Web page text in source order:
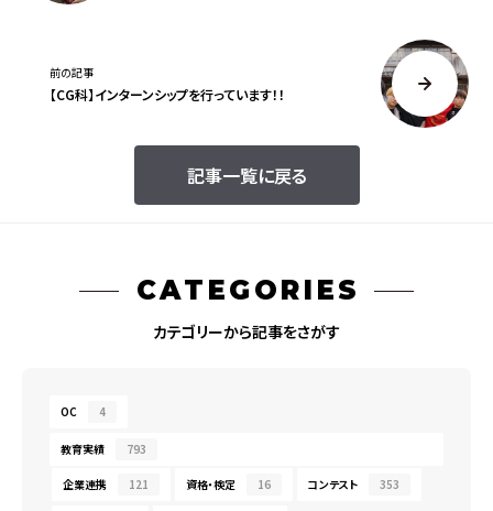
記事一覧に戻る
前の記事
【CG科】インターンシップを行っています！！
CATEGORIES
カテゴリーから記事をさがす
OC 4
教育実績 793
企業連携 121 資格・検定 16 コンテスト 353